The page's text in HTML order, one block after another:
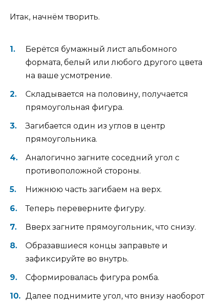
Итак, начнём творить.
Берётся бумажный лист альбомного
формата, белый или любого другого цвета
на ваше усмотрение.
Складывается на половину, получается
прямоугольная фигура.
Загибается один из углов в центр
прямоугольника.
Аналогично загните соседний угол с
противоположной стороны.
Нижнюю часть загибаем на верх.
Теперь переверните фигуру.
Вверх загните прямоугольник, что снизу.
Образавшиеся концы заправьте и
зафиксируйте во внутрь.
Сформировалась фигура ромба.
Далее поднимите угол, что внизу наоборот